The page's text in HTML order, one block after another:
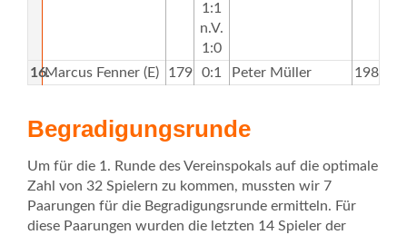
1:1
n.V.
1:0
16.Marcus Fenner (E) 1799 0:1 Peter Müller 1988
Begradigungsrunde
Um für die 1. Runde des Vereinspokals auf die optimale
Zahl von 32 Spielern zu kommen, mussten wir 7
Paarungen für die Begradigungsrunde ermitteln. Für
diese Paarungen wurden die letzten 14 Spieler der